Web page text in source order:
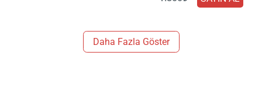
Daha Fazla Göster